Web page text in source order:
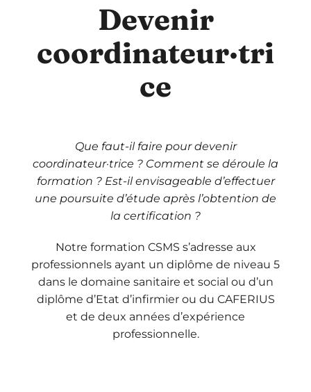
Devenir
coordinateur·tri
ce
Que faut-il faire pour devenir
coordinateur·trice ? Comment se déroule la
formation ? Est-il envisageable d’effectuer
une poursuite d’étude après l’obtention de
la certification ?
Notre formation CSMS s’adresse aux
professionnels ayant un diplôme de niveau 5
dans le domaine sanitaire et social ou d’un
diplôme d’Etat d’infirmier ou du CAFERIUS
et de deux années d’expérience
professionnelle.